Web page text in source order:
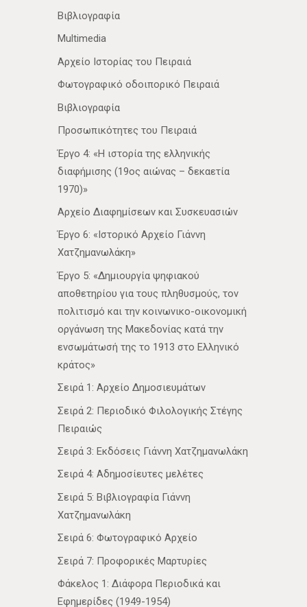
Βιβλιογραφία
Multimedia
Αρχείο Ιστορίας του Πειραιά
Φωτογραφικό οδοιπορικό Πειραιά
Βιβλιογραφία
Προσωπικότητες του Πειραιά
Έργο 4: «Η ιστορία της ελληνικής
διαφήμισης (19ος αιώνας – δεκαετία
1970)»
Αρχείο Διαφημίσεων και Συσκευασιών
Έργο 6: «Ιστορικό Αρχείο Γιάννη
Χατζημανωλάκη»
Έργο 5: «Δημιουργία ψηφιακού
αποθετηρίου για τους πληθυσμούς, τον
πολιτισμό και την κοινωνικο-οικονομική
οργάνωση της Μακεδονίας κατά την
ενσωμάτωσή της το 1913 στο Ελληνικό
κράτος»
Σειρά 1: Αρχείο Δημοσιευμάτων
Σειρά 2: Περιοδικό Φιλολογικής Στέγης
Πειραιώς
Σειρά 3: Εκδόσεις Γιάννη Χατζημανωλάκη
Σειρά 4: Αδημοσίευτες μελέτες
Σειρά 5: Βιβλιογραφία Γιάννη
Χατζημανωλάκη
Σειρά 6: Φωτογραφικό Αρχείο
Σειρά 7: Προφορικές Μαρτυρίες
Φάκελος 1: Διάφορα Περιοδικά και
Εφημερίδες (1949-1954)